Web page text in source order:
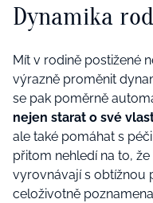
Dynamika
Mít v rodině postižené
výrazně proměnit
se pak poměrně
nejen starat o své
ale také pomáhat s
přitom nehledí na to,
vyrovnávají s obtížnou
celoživotně